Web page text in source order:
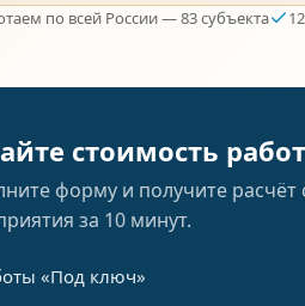
по всей России — 83 субъекта
стоимость работ
форму и получите расчёт
за 10 минут.
«Под ключ»